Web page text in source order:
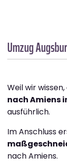
Umzug
Weil wir wissen,
nach Amiens
ausführlich.
Im Anschluss
nach Amiens.